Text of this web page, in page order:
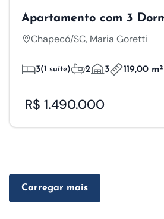
Apartamento com 3
Chapecó/SC, Maria Goretti
3(1 suíte) 2 3 119,00 m²
R$ 1.490.000
Carregar mais